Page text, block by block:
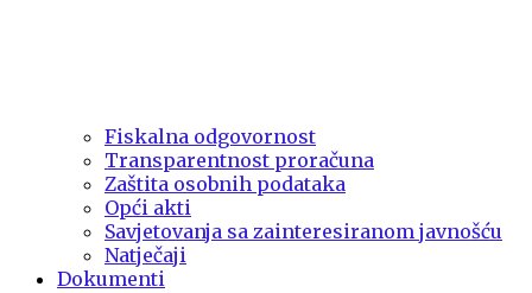
Fiskalna odgovornost
Transparentnost proračuna
Zaštita osobnih podataka
Opći akti
Savjetovanja sa zainteresiranom javnošću
Natječaji
Dokumenti